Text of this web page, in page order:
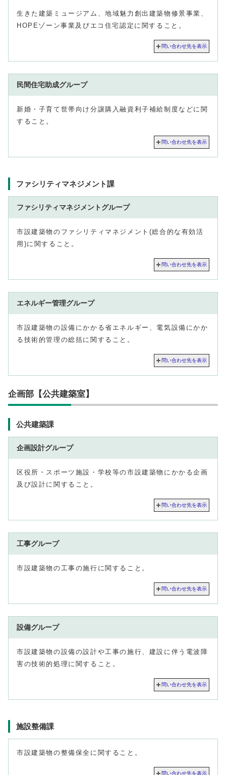
生きた建築ミュージアム、地域魅力創出建築物修景事業、
HOPEゾーン事業及びエコ住宅認定に関すること。
問い合わせ先を表示
民間住宅助成グループ
新婚・子育て世帯向け分譲購入融資利子補給制度などに関
すること。
問い合わせ先を表示
ファシリティマネジメント課
ファシリティマネジメントグループ
市設建築物のファシリティマネジメント(総合的な有効活
用)に関すること。
問い合わせ先を表示
エネルギー管理グループ
市設建築物の設備にかかる省エネルギー、電気設備にかか
る技術的管理の総括に関すること。
問い合わせ先を表示
企画部【公共建築室】
公共建築課
企画設計グループ
区役所・スポーツ施設・学校等の市設建築物にかかる企画
及び設計に関すること。
問い合わせ先を表示
工事グループ
市設建築物の工事の施行に関すること。
問い合わせ先を表示
設備グループ
市設建築物の設備の設計や工事の施行、建設に伴う電波障
害の技術的処理に関すること。
問い合わせ先を表示
施設整備課
市設建築物の整備保全に関すること。
問い合わせ先を表示